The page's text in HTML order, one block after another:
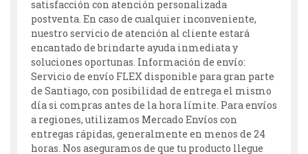
satisfacción con atención personalizada
postventa. En caso de cualquier inconveniente,
nuestro servicio de atención al cliente estará
encantado de brindarte ayuda inmediata y
soluciones oportunas. Información de envío:
Servicio de envío FLEX disponible para gran parte
de Santiago, con posibilidad de entrega el mismo
día si compras antes de la hora límite. Para envíos
a regiones, utilizamos Mercado Envíos con
entregas rápidas, generalmente en menos de 24
horas. Nos aseguramos de que tu producto llegue